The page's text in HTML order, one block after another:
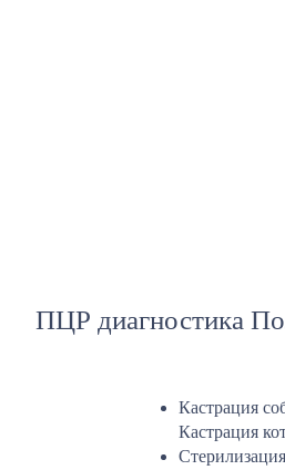
ПЦР диагностика
Кастрация
Кастрация